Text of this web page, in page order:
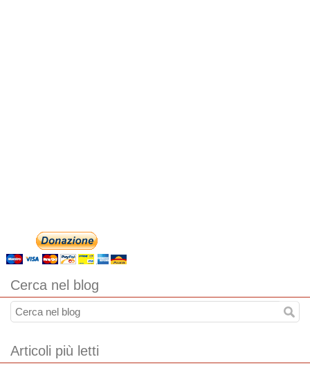
Cerca nel blog
Articoli più letti